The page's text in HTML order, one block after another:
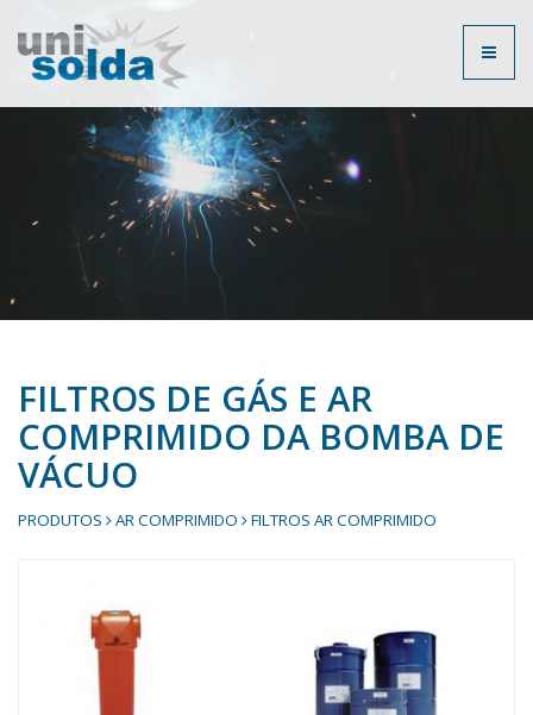
Toggle
FILTROS DE GÁS E AR
COMPRIMIDO DA BOMBA DE
VÁCUO
PRODUTOS AR COMPRIMIDO FILTROS AR COMPRIMIDO